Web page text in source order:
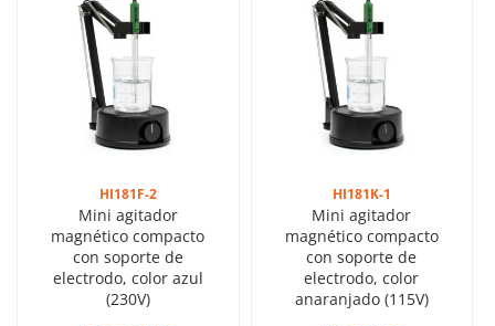
HI181F-2
Mini agitador
magnético compacto
con soporte de
electrodo, color azul
(230V)
HI181K-1
Mini agitador
magnético compacto
con soporte de
electrodo, color
anaranjado (115V)